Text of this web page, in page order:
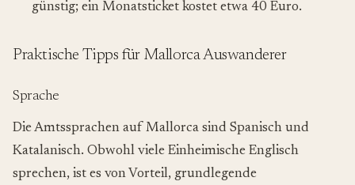
günstig; ein Monatsticket kostet etwa 40 Euro.
Praktische Tipps für Mallorca Auswanderer
Sprache
Die Amtssprachen auf Mallorca sind Spanisch und
Katalanisch. Obwohl viele Einheimische Englisch
sprechen, ist es von Vorteil, grundlegende